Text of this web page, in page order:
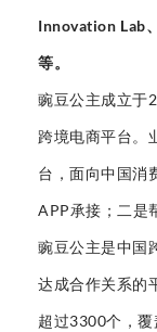
Innovation Lab
等。
豌豆公主成立于
跨境电商平台。
台，面向中国消
APP承接；二是
豌豆公主是中国
达成合作关系的
超过3300个，覆